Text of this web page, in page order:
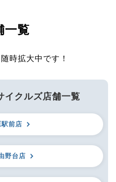
一覧
時拡大中です！
イクルズ店舗一覧
前店
野台店